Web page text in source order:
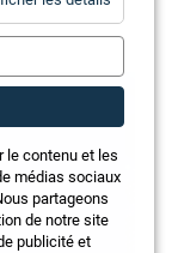
le contenu et les
médias sociaux
partageons
de notre site
publicité et